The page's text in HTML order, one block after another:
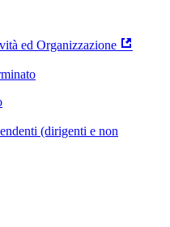
ed Organizzazione
(dirigenti e non